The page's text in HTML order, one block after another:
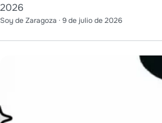
2026
Soy de Zaragoza · 9 de julio de 2026